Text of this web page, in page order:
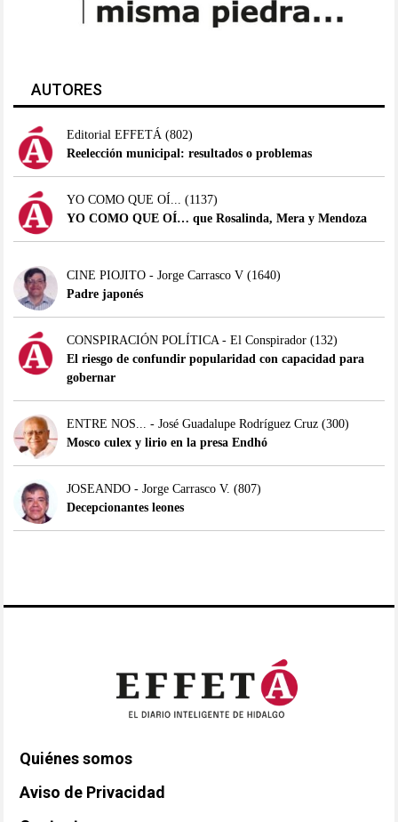
AUTORES
Editorial EFFETÁ(802)
Reelección municipal: resultados o problemas
YO COMO QUE OÍ... (1137)
YO COMO QUE OÍ… que Rosalinda, Mera y Mendoza
CINE PIOJITO - Jorge Carrasco V(1640)
Padre japonés
CONSPIRACIÓN POLÍTICA - El Conspirador(132)
El riesgo de confundir popularidad con capacidad para
gobernar
ENTRE NOS... - José Guadalupe Rodríguez Cruz(300)
Mosco culex y lirio en la presa Endhó
JOSEANDO - Jorge Carrasco V. (807)
Decepcionantes leones
Quiénes somos
Aviso de Privacidad